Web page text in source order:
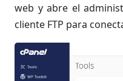
web y abre el
cliente FTP para